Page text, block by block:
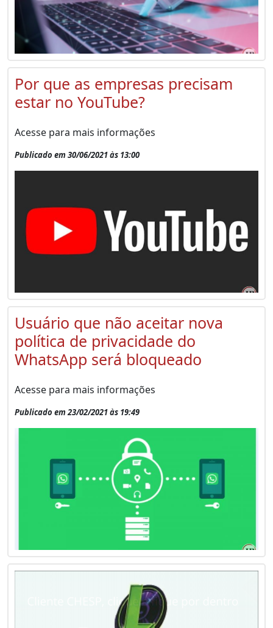
Por que as empresas precisam
estar no YouTube?
Acesse para mais informações
Publicado em 30/06/2021 às 13:00
Usuário que não aceitar nova
política de privacidade do
WhatsApp será bloqueado
Acesse para mais informações
Publicado em 23/02/2021 às 19:49